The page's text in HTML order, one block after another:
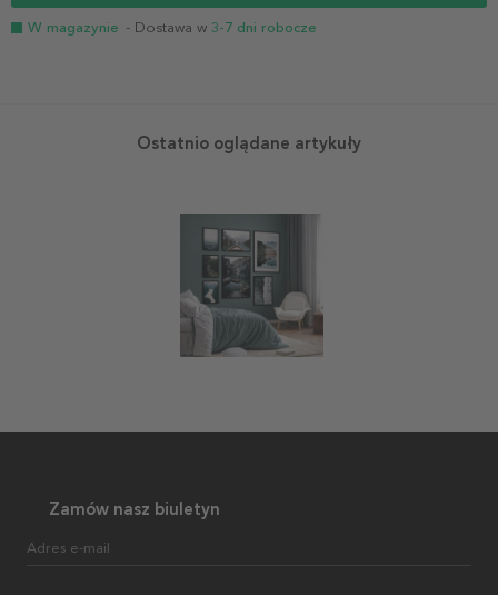
W magazynie - Dostawa w 3-7 dni robocze
Ostatnio oglądane artykuły
Zamów nasz biuletyn
Adres e-mail